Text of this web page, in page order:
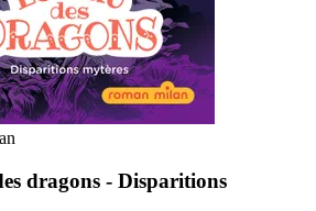
dragons - Disparitions